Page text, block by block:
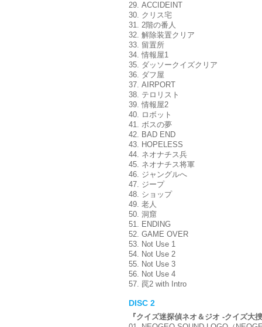
29. ACCIDEINT
30. クリス宅
31. 2階の番人
32. 解除装置クリア
33. 留置所
34. 情報屋1
35. ダッソークイズクリア
36. ダフ屋
37. AIRPORT
38. テロリスト
39. 情報屋2
40. ロボット
41. ボスの夢
42. BAD END
43. HOPELESS
44. ネオナチス兵
45. ネオナチス将軍
46. ジャングルへ
47. ジープ
48. ショップ
49. 老人
50. 洞窟
51. ENDING
52. GAME OVER
53. Not Use 1
54. Not Use 2
55. Not Use 3
56. Not Use 4
57. 罠2 with Intro
DISC 2
『クイズ迷探偵ネオ＆ジオ -クイズ大